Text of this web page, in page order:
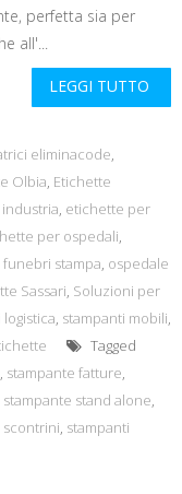
perfetta sia per
all'...
LEGGI TUTTO
eliminacode,
Olbia, Etichette
, etichette per
per ospedali,
funebri stampa, ospedale
Sassari, Soluzioni per
, stampanti mobili,
Tagged
, stampante fatture,
stampante stand alone,
scontrini, stampanti